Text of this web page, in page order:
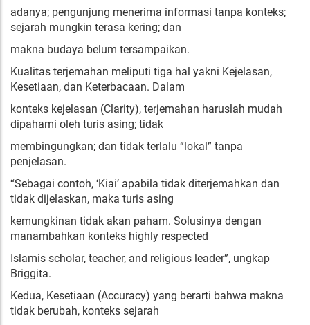
adanya; pengunjung menerima informasi tanpa konteks;
sejarah mungkin terasa kering; dan
makna budaya belum tersampaikan.
Kualitas terjemahan meliputi tiga hal yakni Kejelasan,
Kesetiaan, dan Keterbacaan. Dalam
konteks kejelasan (Clarity), terjemahan haruslah mudah
dipahami oleh turis asing; tidak
membingungkan; dan tidak terlalu “lokal” tanpa
penjelasan.
“Sebagai contoh, ‘Kiai’ apabila tidak diterjemahkan dan
tidak dijelaskan, maka turis asing
kemungkinan tidak akan paham. Solusinya dengan
manambahkan konteks highly respected
Islamis scholar, teacher, and religious leader”, ungkap
Briggita.
Kedua, Kesetiaan (Accuracy) yang berarti bahwa makna
tidak berubah, konteks sejarah